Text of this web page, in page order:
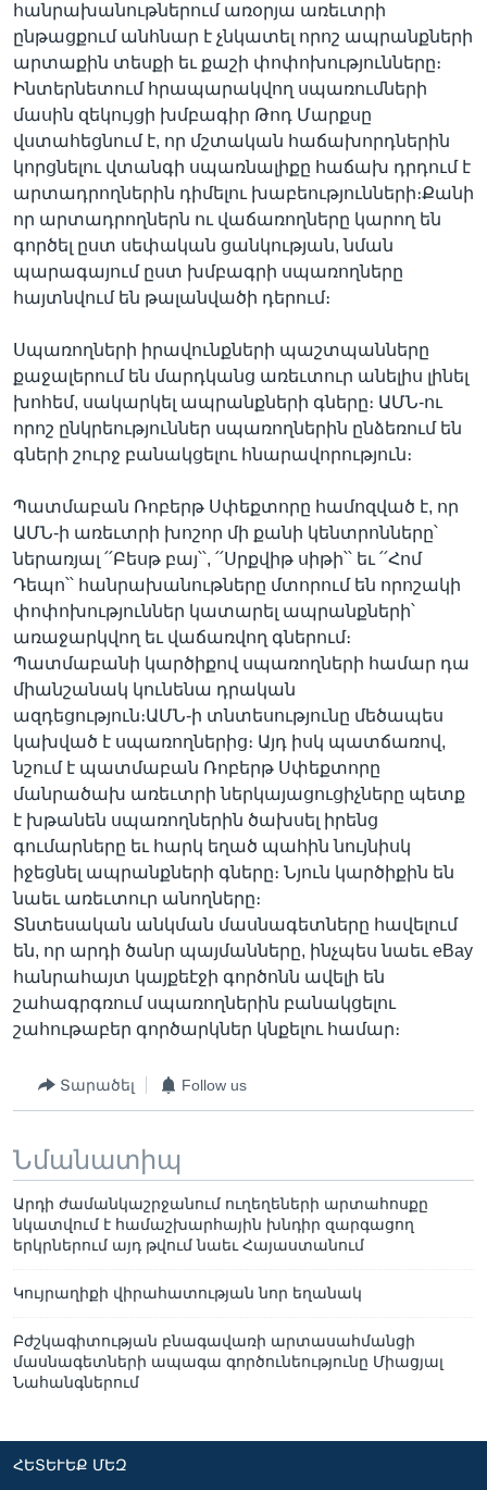
հանրախանութներում առօրյա առեւտրի
ընթացքում անհնար է չնկատել որոշ ապրանքների
արտաքին տեսքի եւ քաշի փոփոխությունները։
Ինտերնետում հրապարակվող սպառումների
մասին զեկույցի խմբագիր Թոդ Մարքսը
վստահեցնում է, որ մշտական հաճախորդներին
կորցնելու վտանգի սպառնալիքը հաճախ դրդում է
արտադրողներին դիմելու խաբեությունների։Քանի
որ արտադրողներն ու վաճառողները կարող են
գործել ըստ սեփական ցանկության, նման
պարագայում ըստ խմբագրի սպառողները
հայտնվում են թալանվածի դերում։
Սպառողների իրավունքների պաշտպանները
քաջալերում են մարդկանց առեւտուր անելիս լինել
խոհեմ, սակարկել ապրանքների գները։ ԱՄՆ-ու
որոշ ընկրեություններ սպառողներին ընձեռում են
գների շուրջ բանակցելու հնարավորություն։
Պատմաբան Ռոբերթ Սփեքտորը համոզված է, որ
ԱՄՆ-ի առեւտրի խոշոր մի քանի կենտրոնները՝
ներառյալ ՛՛Բեսթ բայ՝՝, ՛՛Սրքվիթ սիթի՝՝ եւ ՛՛Հոմ
Դեպո՝՝ հանրախանութները մտորում են որոշակի
փոփոխություններ կատարել ապրանքների՝
առաջարկվող եւ վաճառվող գներում։
Պատմաբանի կարծիքով սպառողների համար դա
միանշանակ կունենա դրական
ազդեցություն։ԱՄՆ-ի տնտեսությունը մեծապես
կախված է սպառողներից։ Այդ իսկ պատճառով,
նշում է պատմաբան Ռոբերթ Սփեքտորը
մանրածախ առեւտրի ներկայացուցիչները պետք
է խթանեն սպառողներին ծախսել իրենց
գումարները եւ հարկ եղած պահին նույնիսկ
իջեցնել ապրանքների գները։ Նյուն կարծիքին են
նաեւ առեւտուր անողները։
Տնտեսական անկման մասնագետները հավելում
են, որ արդի ծանր պայմանները, ինչպես նաեւ eBay
հանրահայտ կայքեէջի գործոնն ավելի են
շահագրգռում սպառողներին բանակցելու
շահութաբեր գործարկներ կնքելու համար։
Տարածել Follow us
Նմանատիպ
Արդի ժամանկաշրջանում ուղեղեների արտահոսքը
նկատվում է համաշխարհային խնդիր զարգացող
երկրներում այդ թվում նաեւ Հայաստանում
Կույրաղիքի վիրահատության նոր եղանակ
Բժշկագիտության բնագավառի արտասահմանցի
մասնագետների ապագա գործունեությունը Միացյալ
Նահանգներում
ՀԵՏԵՒԵՔ ՄԵԶ